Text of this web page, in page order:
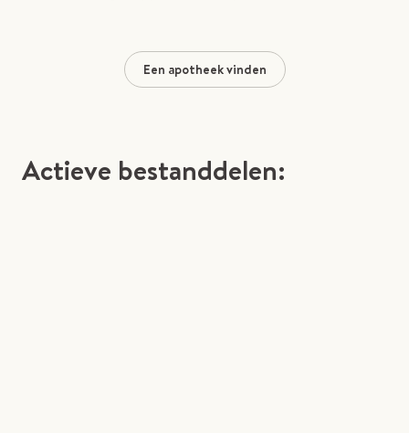
Een apotheek vinden
Actieve bestanddelen: